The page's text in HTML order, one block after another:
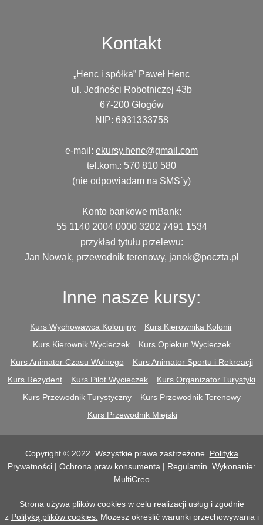
Kontakt
„Henc i spółka” Paweł Henc
ul. Jedności Robotniczej 43b
67-200 Głogów
NIP: 6931333758
e-mail: ekursy.henc@gmail.com
tel.kom.: 570 810 580
(nie odpowiadam na SMS`y)
Konto bankowe mBank:
55 1140 2004 0000 3202 7491 1534
przykład tytułu przelewu:
Jan Nowak, przewodnik terenowy, janek@poczta.pl
Inne nasze kursy:
Kurs Wychowawca Kolonijny
Kurs Kierownika Kolonii
Kurs Kierownik Wycieczek
Kurs Opiekun Wycieczek
Kurs Animator Czasu Wolnego
Kurs Animator Sportu i Rekreacji
Kurs Rezydent
Kurs Pilot Wycieczek
Kurs Organizator Turystyki
Kurs Przewodnik Turystyczny
Kurs Przewodnik Terenowy
Kurs Przewodnik Miejski
Copyright © 2022. Wszystkie prawa zastrzeżone Polityka
Prywatności | Ochrona praw konsumenta | Regulamin Wykonanie:
MultiCreo
Strona używa plików cookies w celu realizacji usług i zgodnie
z Polityką plików cookies. Możesz określić warunki przechowywania i